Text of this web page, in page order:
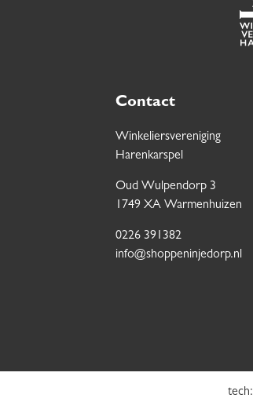
Contact
Winkeliersvereniging
Harenkarspel
Oud Wulpendorp 3
1749 XA Warmenhuizen
0226 391382
info@shoppeninjedorp.nl
tech: